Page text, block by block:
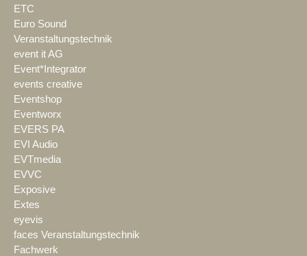
ETC
Euro Sound
Veranstaltungstechnik
event it AG
Event*Integrator
events creative
Eventshop
Eventworx
EVERS PA
EVI Audio
EVTmedia
EVVC
Exposive
Extes
eyevis
faces Veranstaltungstechnik
Fachwerk